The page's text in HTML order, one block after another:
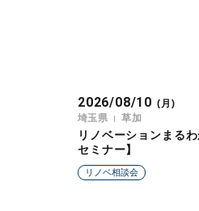
2026/08/10 (月)
埼玉県
草加
リノベーションまる
セミナー】
リノベ相談会